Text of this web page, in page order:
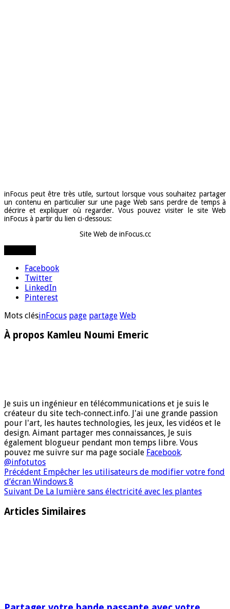
inFocus peut être très utile, surtout lorsque vous souhaitez partager
un contenu en particulier sur une page Web sans perdre de temps à
décrire et expliquer où regarder. Vous pouvez visiter le site Web
inFocus à partir du lien ci-dessous:
Site Web de inFocus.cc
Facebook
Twitter
LinkedIn
Pinterest
Mots clésinFocus page partage Web
À propos Kamleu Noumi Emeric
Je suis un ingénieur en télécommunications et je suis le
créateur du site tech-connect.info. J'ai une grande passion
pour l'art, les hautes technologies, les jeux, les vidéos et le
design. Aimant partager mes connaissances, Je suis
également blogueur pendant mon temps libre. Vous
pouvez me suivre sur ma page sociale Facebook.
@infotutos
Précédent Empêcher les utilisateurs de modifier votre fond
d’écran Windows 8
Suivant De La lumière sans électricité avec les plantes
Articles Similaires